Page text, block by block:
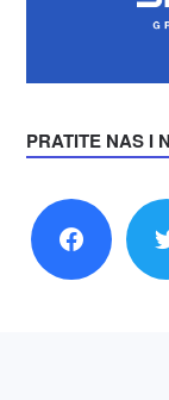
PRATITE NAS I
facebook twitter